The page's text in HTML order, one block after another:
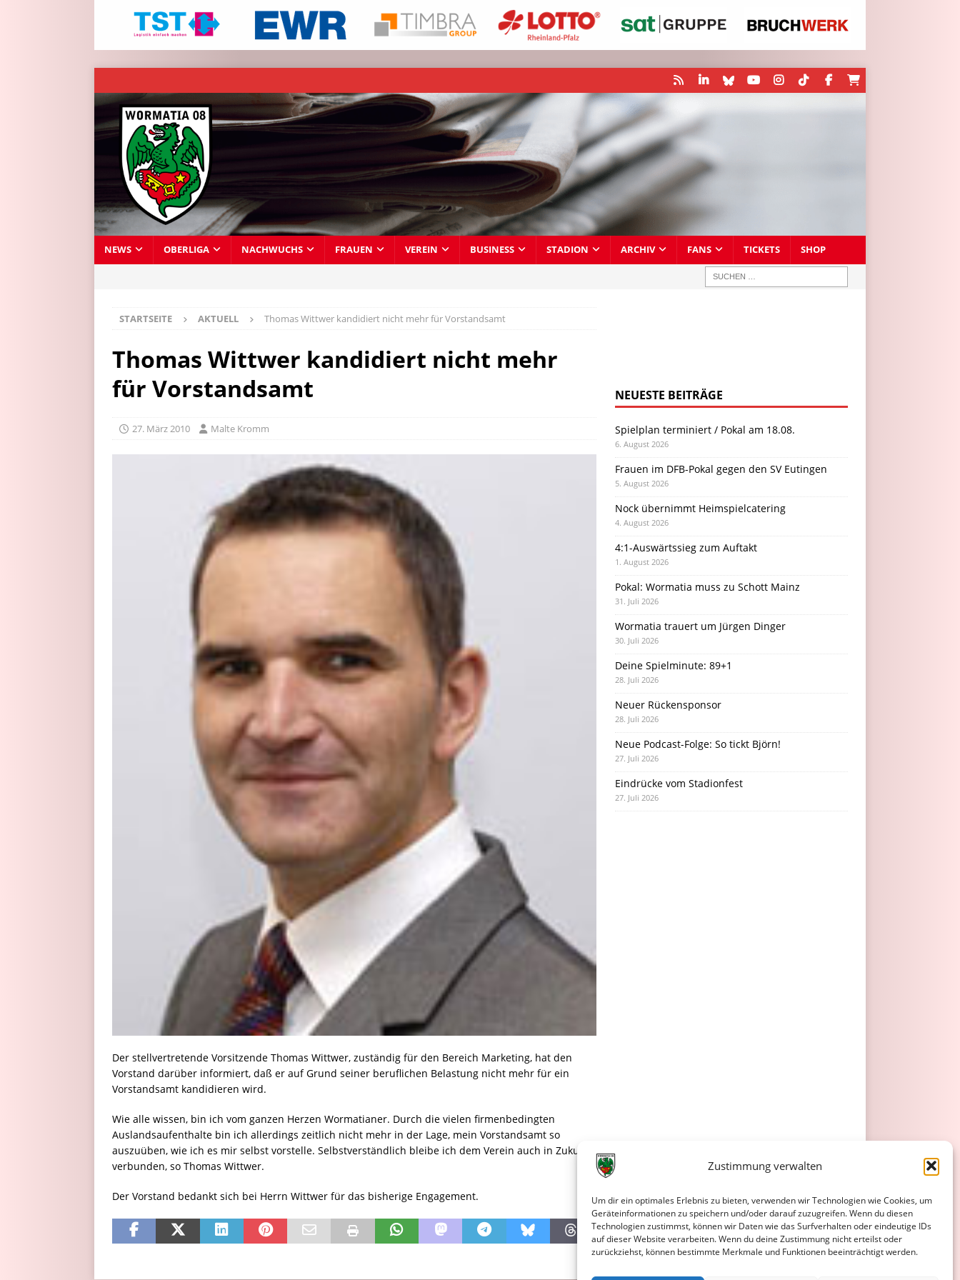
Zustimmung verwalten
Um dir ein optimales Erlebnis zu bieten, verwenden wir Technologien wie Cookies, um
Geräteinformationen zu speichern und/oder darauf zuzugreifen. Wenn du diesen
Technologien zustimmst, können wir Daten wie das Surfverhalten oder eindeutige IDs
auf dieser Website verarbeiten. Wenn du deine Zustimmung nicht erteilst oder
zurückziehst, können bestimmte Merkmale und Funktionen beeinträchtigt werden.
NEWS OBERLIGA NACHWUCHS FRAUEN VEREIN BUSINESS STADION ARCHIV FANS TICKETS SHOP
STARTSEITE AKTUELL Thomas Wittwer kandidiert nicht mehr für Vorstandsamt
Thomas Wittwer kandidiert nicht mehr
für Vorstandsamt
27. März 2010 Malte Kromm
Der stellvertretende Vorsitzende Thomas Wittwer, zuständig für den Bereich Marketing, hat den
Vorstand darüber informiert, daß er auf Grund seiner beruflichen Belastung nicht mehr für ein
Vorstandsamt kandidieren wird.
Wie alle wissen, bin ich vom ganzen Herzen Wormatianer. Durch die vielen firmenbedingten
Auslandsaufenthalte bin ich allerdings zeitlich nicht mehr in der Lage, mein Vorstandsamt so
auszuüben, wie ich es mir selbst vorstelle. Selbstverständlich bleibe ich dem Verein auch in Zukunft
verbunden, so Thomas Wittwer.
Der Vorstand bedankt sich bei Herrn Wittwer für das bisherige Engagement.
NEUESTE BEITRÄGE
Spielplan terminiert / Pokal am 18.08.
6. August 2026
Frauen im DFB-Pokal gegen den SV Eutingen
5. August 2026
Nock übernimmt Heimspielcatering
4. August 2026
4:1-Auswärtssieg zum Auftakt
1. August 2026
Pokal: Wormatia muss zu Schott Mainz
31. Juli 2026
Wormatia trauert um Jürgen Dinger
30. Juli 2026
Deine Spielminute: 89+1
28. Juli 2026
Neuer Rückensponsor
28. Juli 2026
Neue Podcast-Folge: So tickt Björn!
27. Juli 2026
Eindrücke vom Stadionfest
27. Juli 2026